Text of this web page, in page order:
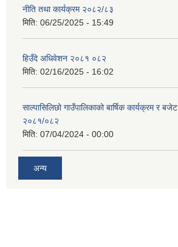
नीति तथा कार्यक्रम २०८२/८३
मिति: 06/25/2025 - 15:49
हिउँदे अधिवेशन २०८१ ०८२
मिति: 02/16/2025 - 16:02
साल्पासिलिछो गाउँपालिकाको बार्षिक कार्यक्रम र बजेट
२०८१/०८२
मिति: 07/04/2024 - 00:00
अन्य